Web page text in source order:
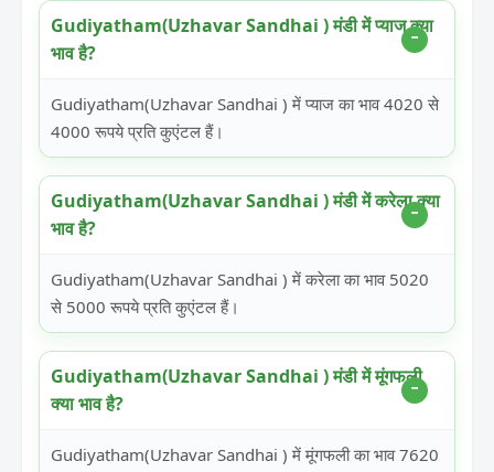
Gudiyatham(Uzhavar Sandhai ) मंडी में प्याज क्या
भाव है?
Gudiyatham(Uzhavar Sandhai ) में प्याज का भाव 4020 से
4000 रूपये प्रति कुएंटल हैं।
Gudiyatham(Uzhavar Sandhai ) मंडी में करेला क्या
भाव है?
Gudiyatham(Uzhavar Sandhai ) में करेला का भाव 5020
से 5000 रूपये प्रति कुएंटल हैं।
Gudiyatham(Uzhavar Sandhai ) मंडी में मूंगफली
क्या भाव है?
Gudiyatham(Uzhavar Sandhai ) में मूंगफली का भाव 7620